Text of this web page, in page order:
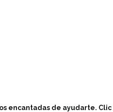
encantadas de ayudarte. Clic